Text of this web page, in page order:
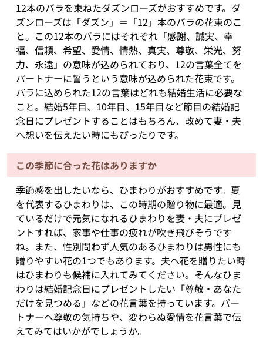
12本のバラを束ねたダズンローズがおすすめです。ダ
ズンローズは「ダズン」＝「12」本のバラの花束のこ
と。この12本のバラにはそれぞれ「感謝、誠実、幸
福、信頼、希望、愛情、情熱、真実、尊敬、栄光、努
力、永遠」の意味が込められており、12の言葉全てを
パートナーに誓うという意味が込められた花束です。
バラに込められた12の言葉はどれも結婚生活に必要な
こと。結婚5年目、10年目、15年目など節目の結婚記
念日にプレゼントすることはもちろん、改めて妻・夫
へ想いを伝えたい時にもぴったりです。
この季節に合った花はありますか
季節感を出したいなら、ひまわりがおすすめです。夏
を代表するひまわりは、この時期の贈り物に最適。見
ているだけで元気になれるひまわりを妻・夫にプレゼ
ントすれば、家事や仕事の疲れが吹き飛びそうです
ね。また、性別問わず人気のあるひまわりは男性にも
贈りやすい花の1つでもあります。夫へ花を贈りたい時
はひまわりも候補に入れてみてください。そんなひま
わりは結婚記念日にプレゼントしたい「尊敬・あなた
だけを見つめる」などの花言葉を持っています。パー
トナーへ尊敬の気持ちや、変わらぬ愛情を花言葉で伝
えてみてはいかがでしょうか。